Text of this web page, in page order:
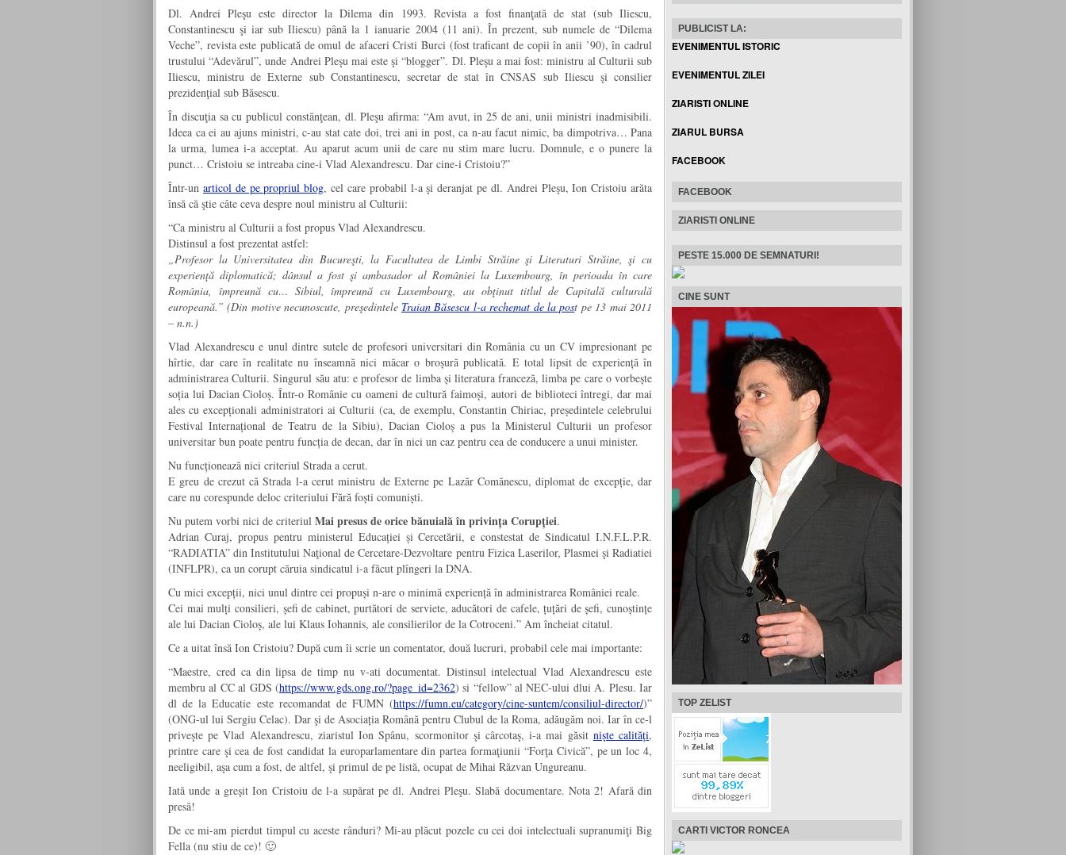
Dl. Andrei Pleşu este director la Dilema din 1993. Revista a fost finanţată de stat (sub Iliescu,
Constantinescu şi iar sub Iliescu) până la 1 ianuarie 2004 (11 ani). În prezent, sub numele de “Dilema
Veche”, revista este publicată de omul de afaceri Cristi Burci (fost traficant de copii în anii ’90), în cadrul
trustului “Adevărul”, unde Andrei Pleşu mai este şi “blogger”. Dl. Pleşu a mai fost: ministru al Culturii sub
Iliescu, ministru de Externe sub Constantinescu, secretar de stat în CNSAS sub Iliescu şi consilier
prezidenţial sub Băsescu.
În discuţia sa cu publicul constănţean, dl. Pleşu afirma: “Am avut, in 25 de ani, unii ministri inadmisibili.
Ideea ca ei au ajuns ministri, c-au stat cate doi, trei ani in post, ca n-au facut nimic, ba dimpotriva… Pana
la urma, lumea i-a acceptat. Au aparut acum unii de care nu stim mare lucru. Domnule, e o punere la
punct… Cristoiu se intreaba cine-i Vlad Alexandrescu. Dar cine-i Cristoiu?”
Într-un articol de pe propriul blog, cel care probabil l-a şi deranjat pe dl. Andrei Pleşu, Ion Cristoiu arăta
însă că ştie câte ceva despre noul ministru al Culturii:
“Ca ministru al Culturii a fost propus Vlad Alexandrescu.
Distinsul a fost prezentat astfel:
„Profesor la Universitatea din Bucureşti, la Facultatea de Limbi Străine şi Literaturi Străine, şi cu
experienţă diplomatică; dânsul a fost şi ambasador al României la Luxembourg, în perioada în care
România, împreună cu… Sibiul, împreună cu Luxembourg, au obţinut titlul de Capitală culturală
europeană.” (Din motive necunoscute, preşedintele Traian Băsescu l-a rechemat de la post pe 13 mai 2011
– n.n.)
Vlad Alexandrescu e unul dintre sutele de profesori universitari din România cu un CV impresionant pe
hîrtie, dar care în realitate nu înseamnă nici măcar o broșură publicată. E total lipsit de experiență în
administrarea Culturii. Singurul său atu: e profesor de limba și literatura franceză, limba pe care o vorbește
soția lui Dacian Cioloș. Într-o Românie cu oameni de cultură faimoși, autori de biblioteci întregi, dar mai
ales cu excepționali administratori ai Culturii (ca, de exemplu, Constantin Chiriac, președintele celebrului
Festival Internațional de Teatru de la Sibiu), Dacian Cioloș a pus la Ministerul Culturii un profesor
universitar bun poate pentru funcția de decan, dar în nici un caz pentru cea de conducere a unui minister.
Nu funcționează nici criteriul Strada a cerut.
E greu de crezut că Strada l-a cerut ministru de Externe pe Lazăr Comănescu, diplomat de excepție, dar
care nu corespunde deloc criteriului Fără foști comuniști.
Nu putem vorbi nici de criteriul Mai presus de orice bănuială în privința Corupției.
Adrian Curaj, propus pentru ministerul Educației și Cercetării, e constestat de Sindicatul I.N.F.L.P.R.
“RADIATIA” din Institutului Naţional de Cercetare-Dezvoltare pentru Fizica Laserilor, Plasmei şi Radiatiei
(INFLPR), ca un corupt căruia sindicatul i-a făcut plîngeri la DNA.
Cu mici excepții, nici unul dintre cei propuși n-are o minimă experiență în administrarea României reale.
Cei mai mulți consilieri, șefi de cabinet, purtători de serviete, aducători de cafele, țuțări de șefi, cunoștințe
ale lui Dacian Cioloș, ale lui Klaus Iohannis, ale consilierilor de la Cotroceni.” Am încheiat citatul.
Ce a uitat însă Ion Cristoiu? După cum îi scrie un comentator, două lucruri, probabil cele mai importante:
“Maestre, cred ca din lipsa de timp nu v-ati documentat. Distinsul intelectual Vlad Alexandrescu este
membru al CC al GDS (https://www.gds.ong.ro/?page_id=2362) si “fellow” al NEC-ului dlui A. Plesu. Iar
dl de la Educatie este recomandat de FUMN (https://fumn.eu/category/cine-suntem/consiliul-director/)”
(ONG-ul lui Sergiu Celac). Dar şi de Asociația Română pentru Clubul de la Roma, adăugăm noi. Iar în ce-l
priveşte pe Vlad Alexandrescu, ziaristul Ion Spânu, scormonitor şi cârcotaş, i-a mai găsit nişte calităţi,
printre care şi cea de fost candidat la europarlamentare din partea formaţiunii “Forţa Civică”, pe un loc 4,
neeligibil, aşa cum a fost, de altfel, şi primul de pe listă, ocupat de Mihai Răzvan Ungureanu.
Iată unde a greşit Ion Cristoiu de l-a supărat pe dl. Andrei Pleşu. Slabă documentare. Nota 2! Afară din
presă!
De ce mi-am pierdut timpul cu aceste rânduri? Mi-au plăcut pozele cu cei doi intelectuali supranumiţi Big
Fella (nu stiu de ce)! 🙂
PUBLICIST LA:
EVENIMENTUL ISTORIC
EVENIMENTUL ZILEI
ZIARISTI ONLINE
ZIARUL BURSA
FACEBOOK
FACEBOOK
ZIARISTI ONLINE
PESTE 15.000 DE SEMNATURI!
CINE SUNT
TOP ZELIST
CARTI VICTOR RONCEA